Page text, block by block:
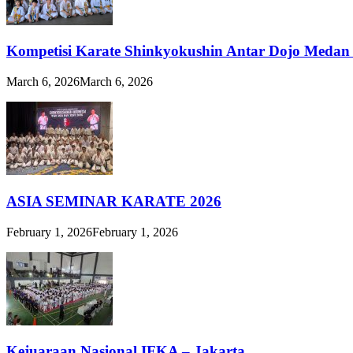
Kompetisi Karate Shinkyokushin Antar Dojo Medan
March 6, 2026March 6, 2026
ASIA SEMINAR KARATE 2026
February 1, 2026February 1, 2026